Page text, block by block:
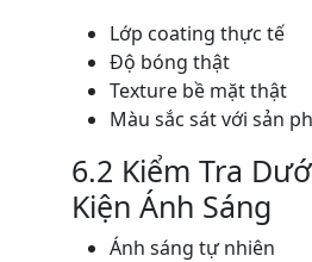
Lớp coating thực tế
Độ bóng thật
Texture bề mặt thật
Màu sắc sát với sản
6.2 Kiểm Tra
Kiện Ánh Sáng
Ánh sáng tự nhiên